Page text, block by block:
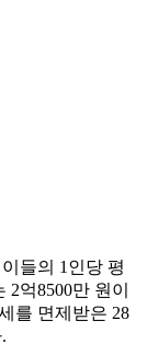
들의 1인당 평
억8500만 원이
를 면제받은 28